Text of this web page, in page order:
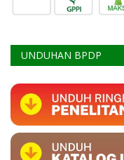
UNDUHAN BPDP